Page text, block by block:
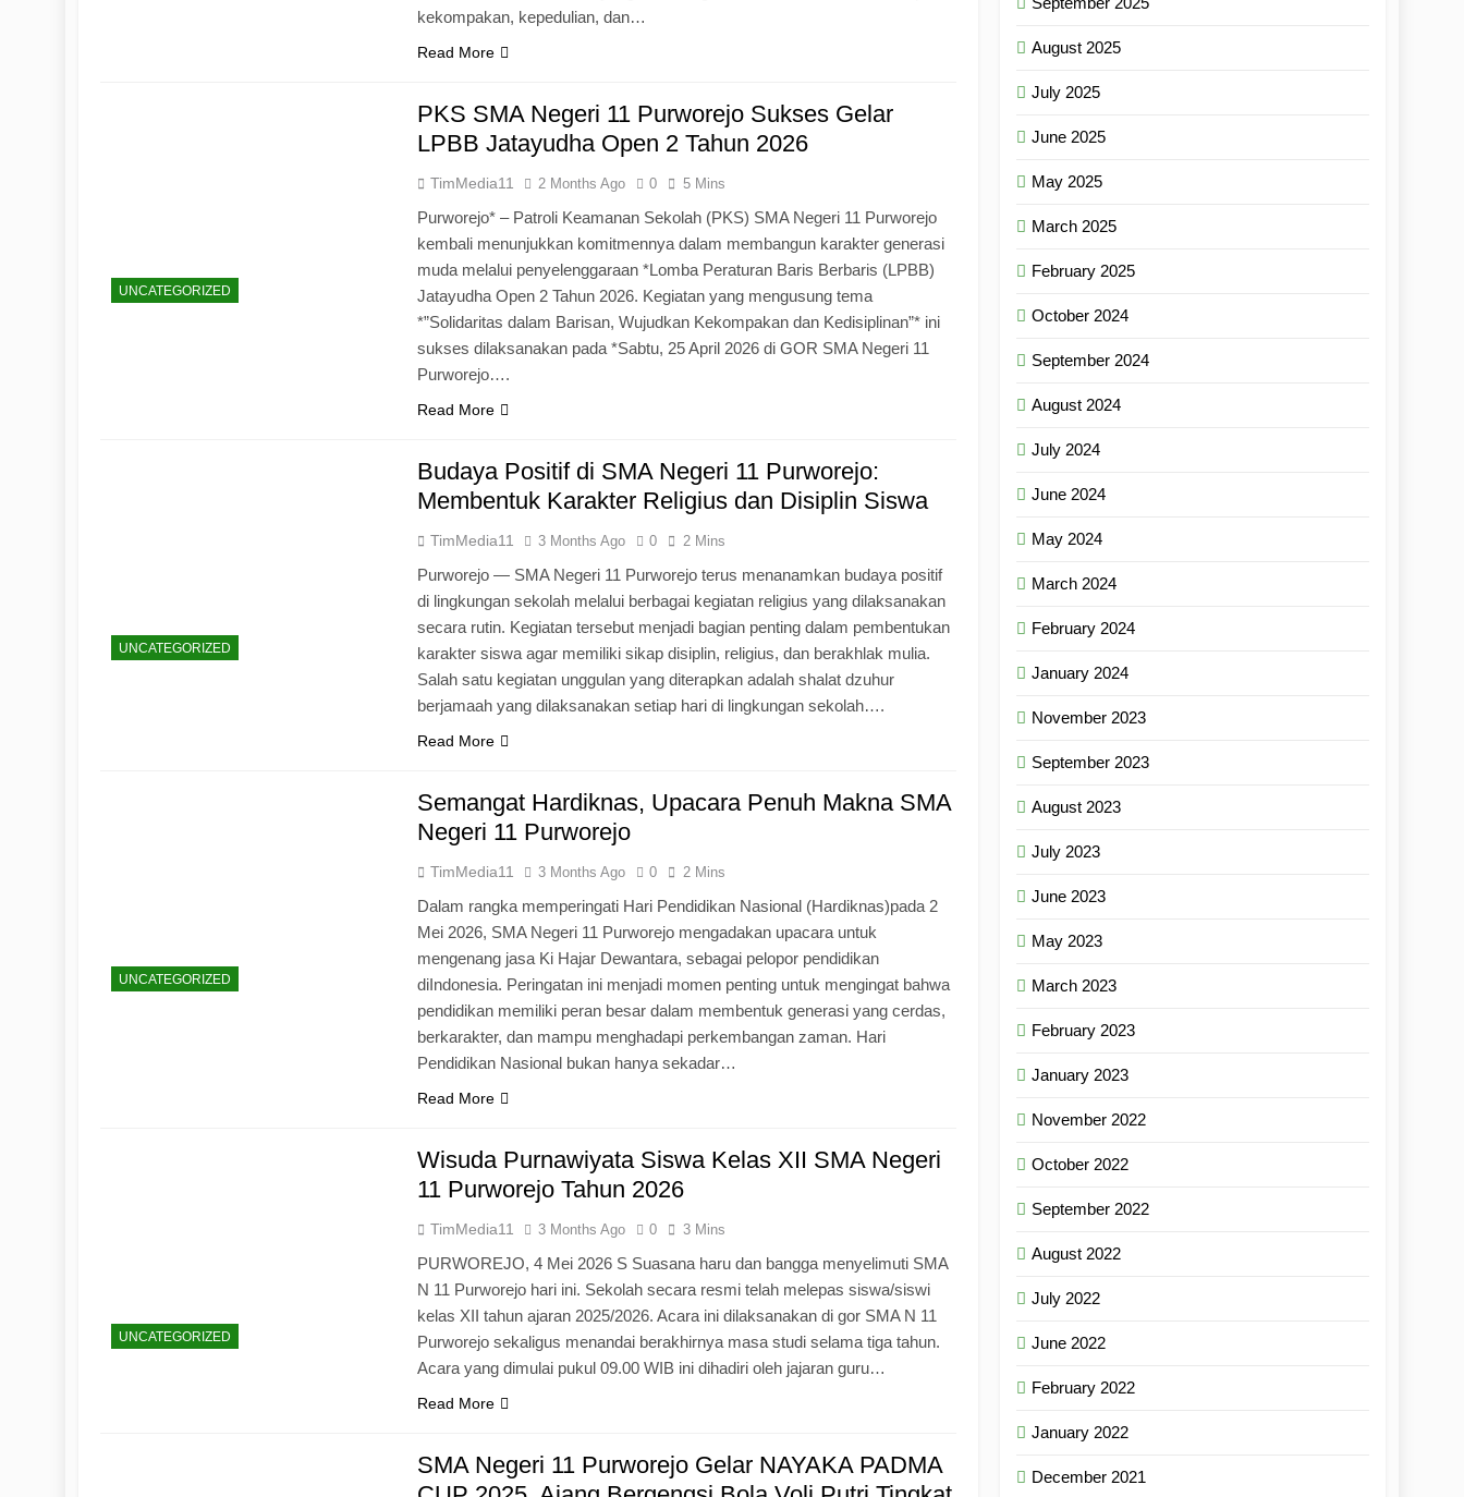
kekompakan, kepedulian, dan…
Read More
UNCATEGORIZED
PKS SMA Negeri 11 Purworejo Sukses Gelar
LPBB Jatayudha Open 2 Tahun 2026
TimMedia11 2 Months Ago 0 5 Mins
Purworejo* – Patroli Keamanan Sekolah (PKS) SMA Negeri 11 Purworejo
kembali menunjukkan komitmennya dalam membangun karakter generasi
muda melalui penyelenggaraan *Lomba Peraturan Baris Berbaris (LPBB)
Jatayudha Open 2 Tahun 2026. Kegiatan yang mengusung tema
*”Solidaritas dalam Barisan, Wujudkan Kekompakan dan Kedisiplinan”* ini
sukses dilaksanakan pada *Sabtu, 25 April 2026 di GOR SMA Negeri 11
Purworejo….
Read More
UNCATEGORIZED
Budaya Positif di SMA Negeri 11 Purworejo:
Membentuk Karakter Religius dan Disiplin Siswa
TimMedia11 3 Months Ago 0 2 Mins
Purworejo — SMA Negeri 11 Purworejo terus menanamkan budaya positif
di lingkungan sekolah melalui berbagai kegiatan religius yang dilaksanakan
secara rutin. Kegiatan tersebut menjadi bagian penting dalam pembentukan
karakter siswa agar memiliki sikap disiplin, religius, dan berakhlak mulia.
Salah satu kegiatan unggulan yang diterapkan adalah shalat dzuhur
berjamaah yang dilaksanakan setiap hari di lingkungan sekolah….
Read More
UNCATEGORIZED
Semangat Hardiknas, Upacara Penuh Makna SMA
Negeri 11 Purworejo
TimMedia11 3 Months Ago 0 2 Mins
Dalam rangka memperingati Hari Pendidikan Nasional (Hardiknas)pada 2
Mei 2026, SMA Negeri 11 Purworejo mengadakan upacara untuk
mengenang jasa Ki Hajar Dewantara, sebagai pelopor pendidikan
diIndonesia. Peringatan ini menjadi momen penting untuk mengingat bahwa
pendidikan memiliki peran besar dalam membentuk generasi yang cerdas,
berkarakter, dan mampu menghadapi perkembangan zaman. Hari
Pendidikan Nasional bukan hanya sekadar…
Read More
UNCATEGORIZED
Wisuda Purnawiyata Siswa Kelas XII SMA Negeri
11 Purworejo Tahun 2026
TimMedia11 3 Months Ago 0 3 Mins
PURWOREJO, 4 Mei 2026 S Suasana haru dan bangga menyelimuti SMA
N 11 Purworejo hari ini. Sekolah secara resmi telah melepas siswa/siswi
kelas XII tahun ajaran 2025/2026. Acara ini dilaksanakan di gor SMA N 11
Purworejo sekaligus menandai berakhirnya masa studi selama tiga tahun.
Acara yang dimulai pukul 09.00 WIB ini dihadiri oleh jajaran guru…
Read More
SMA Negeri 11 Purworejo Gelar NAYAKA PADMA
August 2025
July 2025
June 2025
May 2025
March 2025
February 2025
October 2024
September 2024
August 2024
July 2024
June 2024
May 2024
March 2024
February 2024
January 2024
November 2023
September 2023
August 2023
July 2023
June 2023
May 2023
March 2023
February 2023
January 2023
November 2022
October 2022
September 2022
August 2022
July 2022
June 2022
February 2022
January 2022
December 2021